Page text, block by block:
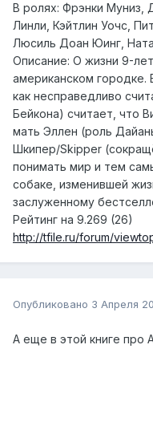
В ролях: Фрэнки Муниз,
Линли, Кэйтлин Уочс,
Люсиль Доан Юинг,
Описание: О жизни 9-
американском
как несправедливо
Бейкона) считает, что
мать Эллен (роль
Шкипер/Skipper
понимать мир и тем
собаке, изменившей
заслуженному
Рейтинг на 9.269 (26)
http://tfile.ru/forum/
Опубликовано 3 Апреля
А еще в этой книге про